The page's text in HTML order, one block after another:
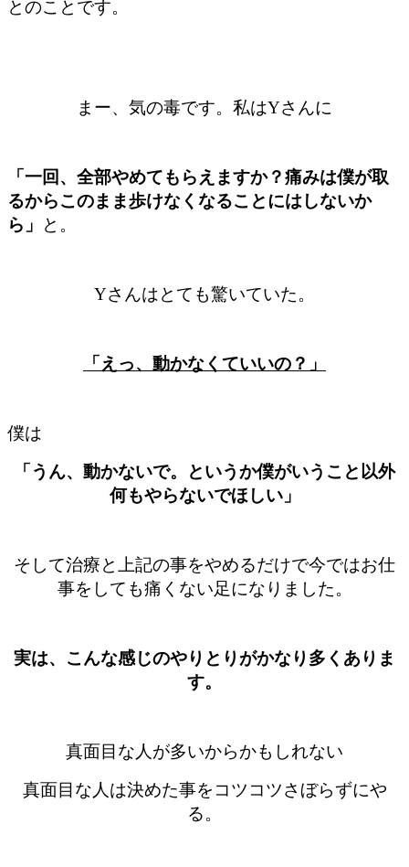
とのことです。
まー、気の毒です。私はYさんに
「一回、全部やめてもらえますか？痛みは僕が取
るからこのまま歩けなくなることにはしないか
ら」
と。
Yさんはとても驚いていた。
「えっ、動かなくていいの？」
僕は
「うん、動かないで。というか僕がいうこと以外
何もやらないでほしい」
そして治療と上記の事をやめるだけで今ではお仕
事をしても痛くない足になりました。
実は、こんな感じのやりとりがかなり多くありま
す。
真面目な人が多いからかもしれない
真面目な人は決めた事をコツコツさぼらずにや
る。